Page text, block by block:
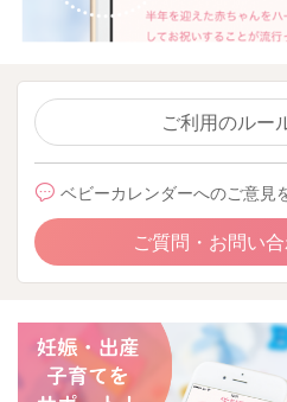
ご利用のルー
ベビーカレンダーへのご意見
ご質問・お問い